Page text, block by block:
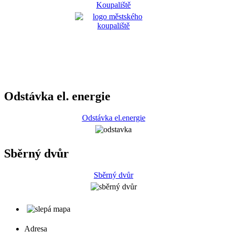
Koupaliště
Odstávka el. energie
Odstávka el.energie
Sběrný dvůr
Sběrný dvůr
Adresa